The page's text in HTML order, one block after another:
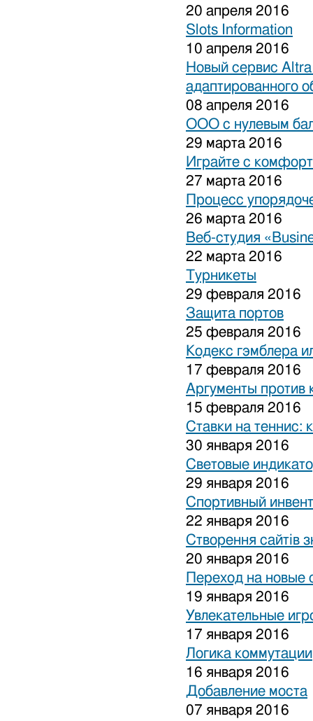
20 апреля 2016
Slots Information
10 апреля 2016
Новый сервис Altra
адаптированного
08 апреля 2016
ООО с нулевым
29 марта 2016
Играйте с
27 марта 2016
Процесс
26 марта 2016
Веб-студия
22 марта 2016
Турникеты
29 февраля 2016
Защита портов
25 февраля 2016
Кодекс гэмблера
17 февраля 2016
Аргументы против
15 февраля 2016
Ставки на теннис:
30 января 2016
Световые
29 января 2016
Спортивный
22 января 2016
Створення сайтів
20 января 2016
Переход на новые
19 января 2016
Увлекательные
17 января 2016
Логика коммутации
16 января 2016
Добавление моста
07 января 2016